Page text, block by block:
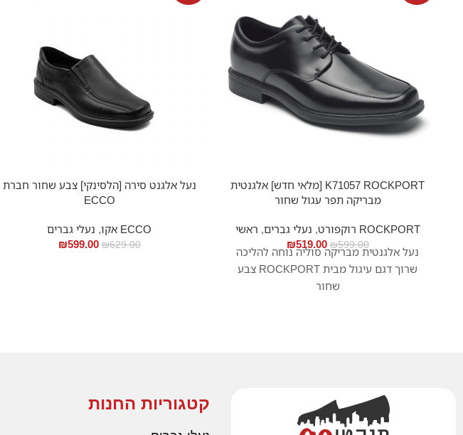
K71057 ROCKPORT [מלאי חדש] אלגנטית
מבריקה תפר עגול שחור
ROCKPORT רוקפורט , נעלי גברים, ראשי
₪599.00
₪519.00
נעל אלגנטית מבריקה סוליה נוחה להליכה
שרוך דגם עיגול מבית ROCKPORT צבע
שחור
נעל אלגנט סירה [הלסינקי] צבע שחור חברת
ECCO
ECCO אקו , נעלי גברים
₪629.00
₪599.00
קטגוריות החנות